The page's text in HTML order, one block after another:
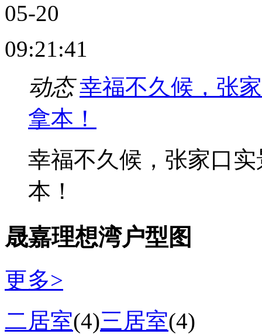
05-20
09:21:41
动态 幸福不久候，张
拿本！
幸福不久候，张家口
本！
晟嘉理想湾户型图
更多>
二居室(4)三居室(4)